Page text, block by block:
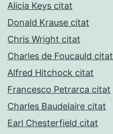
Alicia Keys citat
Donald Krause citat
Chris Wright citat
Charles de Foucauld citat
Alfred Hitchock citat
Francesco Petrarca citat
Charles Baudelaire citat
Earl Chesterfield citat